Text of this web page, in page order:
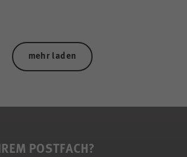
mehr laden
POSTFACH?